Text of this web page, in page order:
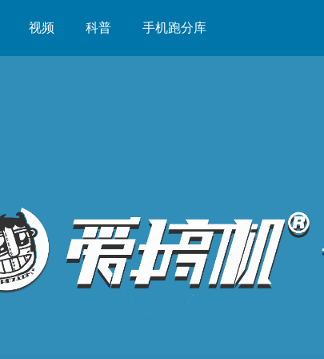
视频 科普 手机跑分库